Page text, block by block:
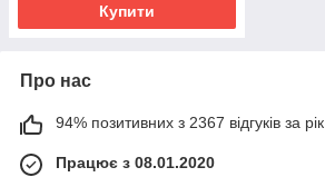
Купити
Про нас
94% позитивних з 2367 відгуків за рік
Працює з 08.01.2020